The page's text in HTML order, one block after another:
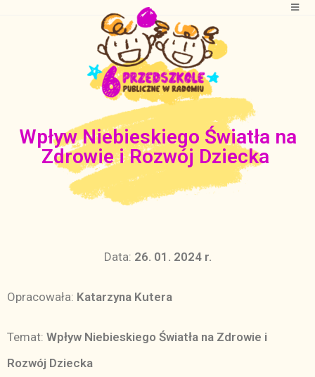
Wpływ Niebieskiego Światła na
Zdrowie i Rozwój Dziecka
Data: 26. 01. 2024 r.
Opracowała: Katarzyna Kutera
Temat: Wpływ Niebieskiego Światła na Zdrowie i
Rozwój Dziecka